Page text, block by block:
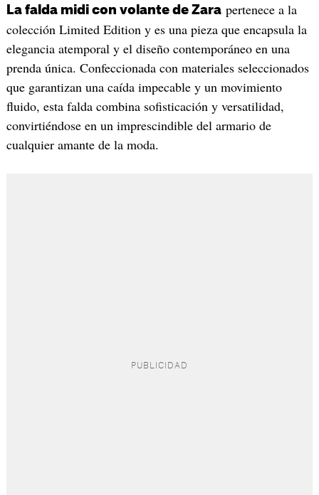
La falda midi con volante de Zarapertenece a la
colección Limited Edition y es una pieza que encapsula la
elegancia atemporal y el diseño contemporáneo en una
prenda única. Confeccionada con materiales seleccionados
que garantizan una caída impecable y un movimiento
fluido, esta falda combina sofisticación y versatilidad,
convirtiéndose en un imprescindible del armario de
cualquier amante de la moda.